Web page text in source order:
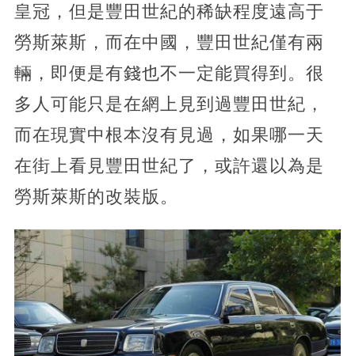
皇冠，但是豐田世紀的稀缺程度遠高于
勞斯萊斯，而在中國，豐田世紀僅有兩
輛，即便是有錢也不一定能買得到。很
多人可能只是在網上見到過豐田世紀，
而在現實中根本沒有見過，如果哪一天
在街上看見豐田世紀了，或許還以為是
勞斯萊斯的改裝版。